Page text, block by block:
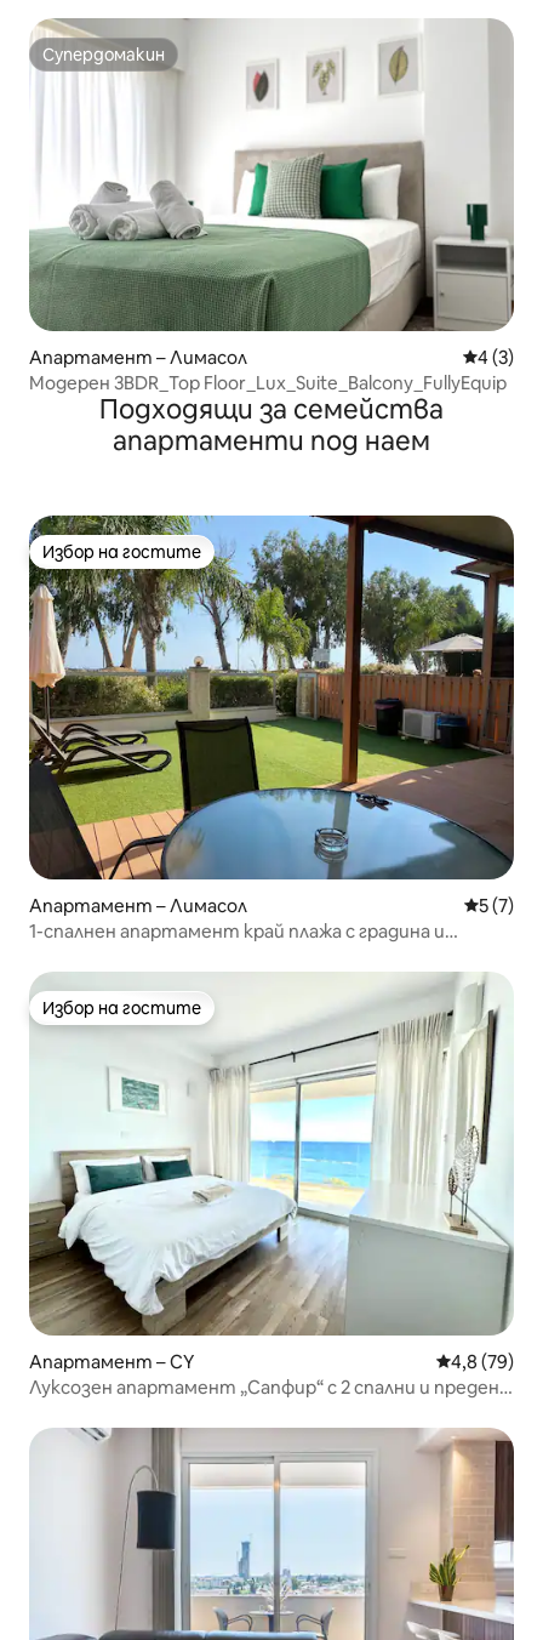
Супердомакин
Супердомакин
Апартамент – Лимасол Средна
4 (3)
Модерен 3BDR_Top Floor_Lux_Suite_Balcony_FullyEquip
Подходящи за семейства
апартаменти под наем
Избор на гостите
Избор на гостите
Апартамент – Лимасол Средна
5 (7)
1-спалнен апартамент край плажа с градина и
Избор на гостите
Избор на гостите
Апартамент – CY Средна
4,8 (79)
Луксозен апартамент „Сапфир“ с 2 спални и преден